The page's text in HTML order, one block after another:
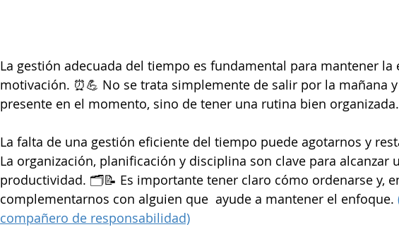
La gestión adecuada del tiempo es fundamental para mantener la
motivación. ⏰💪 No se trata simplemente de salir por la mañana
presente en el momento, sino de tener una rutina bien organizada.
La falta de una gestión eficiente del tiempo puede agotarnos y
La organización, planificación y disciplina son clave para alcanzar
productividad. 🗂️📝 Es importante tener claro cómo ordenarse y,
complementarnos con alguien que  ayude a mantener el enfoque.
compañero de responsabilidad)